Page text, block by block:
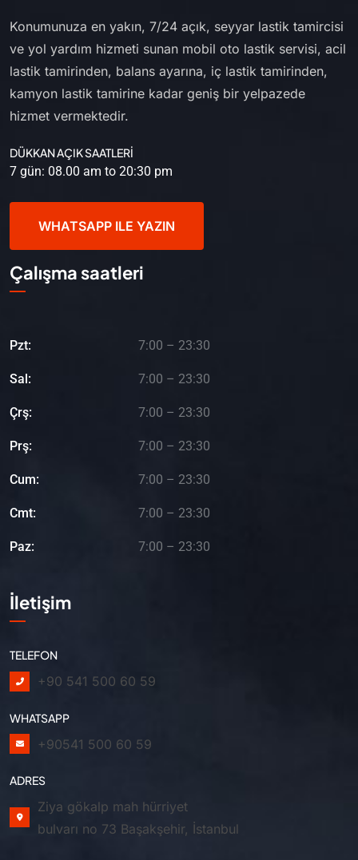
Konumunuza en yakın, 7/24 açık, seyyar lastik tamircisi
ve yol yardım hizmeti sunan mobil oto lastik servisi, acil
lastik tamirinden, balans ayarına, iç lastik tamirinden,
kamyon lastik tamirine kadar geniş bir yelpazede
hizmet vermektedir.
DÜKKAN AÇIK SAATLERİ
7 gün: 08.00 am to 20:30 pm
WHATSAPP ILE YAZIN
Çalışma saatleri
Pzt: 7:00 – 23:30
Sal: 7:00 – 23:30
Çrş: 7:00 – 23:30
Prş: 7:00 – 23:30
Cum: 7:00 – 23:30
Cmt: 7:00 – 23:30
Paz: 7:00 – 23:30
İletişim
TELEFON
+90 541 500 60 59
WHATSAPP
+90541 500 60 59
ADRES
Ziya gökalp mah hürriyet
bulvarı no 73 Başakşehir, İstanbul